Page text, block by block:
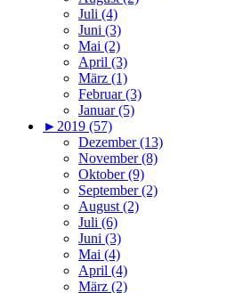
Juli (4)
Juni (3)
Mai (2)
April (3)
März (1)
Februar (3)
Januar (5)
► 2019 (57)
Dezember (13)
November (8)
Oktober (9)
September (2)
August (2)
Juli (6)
Juni (3)
Mai (4)
April (4)
März (2)